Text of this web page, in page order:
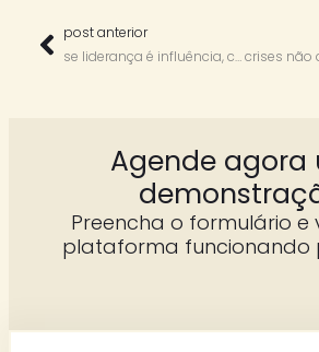
post anterior
se liderança é influência, comunicação é o superpoder – com fábio di renzo
Agende agora
Preencha o formulário e
plataforma funcionando